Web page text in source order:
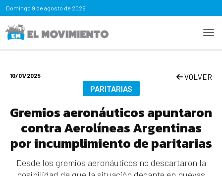
Domingo 9 de agosto de 2026
10/01/2025 VOLVER
PARITARIAS
Gremios aeronáuticos apuntaron
contra Aerolíneas Argentinas
por incumplimiento de paritarias
Desde los gremios aeronáuticos no descartaron la